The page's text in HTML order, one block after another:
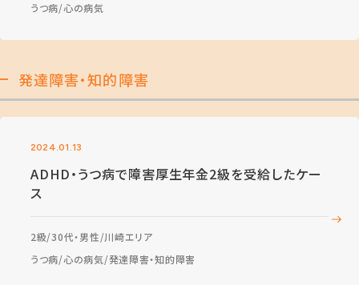
うつ病 心の病気
発達障害・知的障害
2024.01.13
ADHD・うつ病で障害厚生年金2級を受給したケー
ス
2級 30代・男性 川崎エリア
うつ病 心の病気 発達障害・知的障害